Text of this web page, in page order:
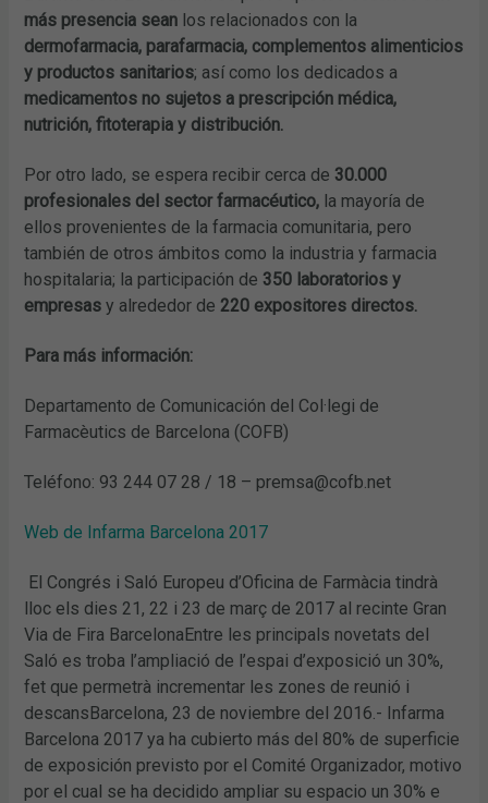
más presencia sean los relacionados con la
dermofarmacia, parafarmacia, complementos alimenticios
y productos sanitarios; así como los dedicados a
medicamentos no sujetos a prescripción médica,
nutrición, fitoterapia y distribución.
Por otro lado, se espera recibir cerca de 30.000
profesionales del sector farmacéutico, la mayoría de
ellos provenientes de la farmacia comunitaria, pero
también de otros ámbitos como la industria y farmacia
hospitalaria; la participación de 350 laboratorios y
empresasy alrededor de 220 expositores directos.
Para más información:
Departamento de Comunicación del Col·legi de
Farmacèutics de Barcelona (COFB)
Teléfono: 93 244 07 28 / 18 – premsa@cofb.net
Web de Infarma Barcelona 2017
El Congrés i Saló Europeu d’Oficina de Farmàcia tindrà
lloc els dies 21, 22 i 23 de març de 2017 al recinte Gran
Via de Fira BarcelonaEntre les principals novetats del
Saló es troba l’ampliació de l’espai d’exposició un 30%,
fet que permetrà incrementar les zones de reunió i
descansBarcelona, 23 de noviembre del 2016.- Infarma
Barcelona 2017 ya ha cubierto más del 80% de superficie
de exposición previsto por el Comité Organizador, motivo
por el cual se ha decidido ampliar su espacio un 30% e